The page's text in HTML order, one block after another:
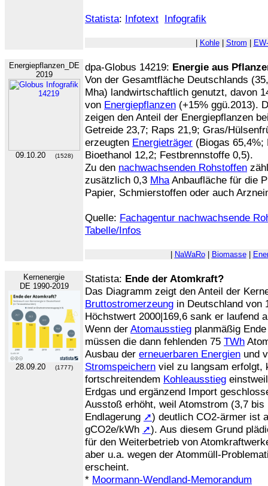
Statista: Infotext Infografik
Kohle| Strom
Energiepflanzen_DE
2019
09.10.20 (1528)
dpa-Globus 14219: Energie aus
Von der Gesamtfläche Deutschlands
Mha) landwirtschaftlich genutzt, davon
von Energiepflanzen (+15% ggü.2013).
zeigen den Anteil der Energiepflanzen
Getreide 23,7; Raps 21,9; Gras/
erzeugten Energieträger (Biogas 65,4%;
Bioethanol 12,2; Festbrennstoffe 0,5).
Zu den nachwachsenden Rohstoffen
zusätzlich 0,3 MhaAnbaufläche für die
Papier, Schmierstoffen oder auch
Quelle: Fachagentur nachwachsende
Tabelle/Infos
NaWaRo| Biomasse|
Kernenergie
DE 1990-2019
28.09.20 (1777)
Statista: Ende der Atomkraft?
Das Diagramm zeigt den Anteil der
Bruttostromerzeung in Deutschland von
Höchstwert 2000|169,6 sank er laufend
Wenn der Atomausstieg planmäßig
müssen die dann fehlenden 75 TWh
Ausbau der erneuerbaren Energien und
Stromspeichern viel zu langsam erfolgt,
fortschreitendem Kohleausstieg
Erdgas und ergänzend Import
Ausstoß erhöht, weil Atomstrom (3,7
Endlagerung ➚) deutlich CO2-ärmer ist
gCO2e/kWh ➚). Aus diesem Grund
für den Weiterbetrieb von
aber u.a. wegen der Atommüll-
erscheint.
* Moormann-Wendland-Memorandum